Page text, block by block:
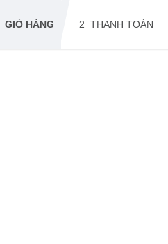
GIỎ HÀNG 2 THANH TOÁN